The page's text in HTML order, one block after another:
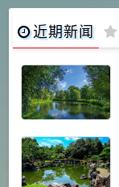
近期新闻